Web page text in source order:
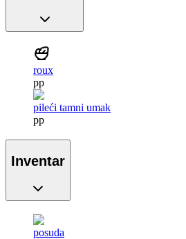
roux
pp
pileći tamni umak
pp
Inventar
posuda